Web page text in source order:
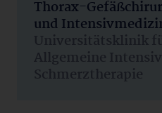
Thorax-
und
Universitätsklinik
Allgemeine
Schmerztherapie